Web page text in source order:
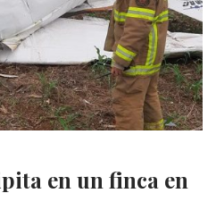
en un finca en